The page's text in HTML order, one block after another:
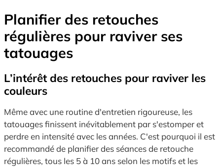
Planifier des retouches
régulières pour raviver ses
tatouages
L’intérêt des retouches pour raviver les
couleurs
Même avec une routine d'entretien rigoureuse, les
tatouages finissent inévitablement par s'estomper et
perdre en intensité avec les années. C'est pourquoi il est
recommandé de planifier des séances de retouche
régulières, tous les 5 à 10 ans selon les motifs et les